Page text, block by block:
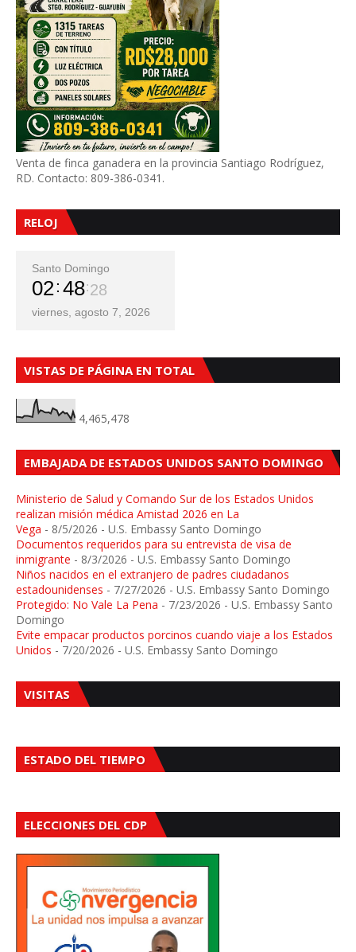
Venta de finca ganadera en la provincia Santiago Rodríguez,
RD. Contacto: 809-386-0341.
RELOJ
Santo Domingo
02 48 30
viernes, agosto 7, 2026
VISTAS DE PÁGINA EN TOTAL
4,465,478
EMBAJADA DE ESTADOS UNIDOS SANTO DOMINGO
Ministerio de Salud y Comando Sur de los Estados Unidos
realizan misión médica Amistad 2026 en La
Vega - 8/5/2026 - U.S. Embassy Santo Domingo
Documentos requeridos para su entrevista de visa de
inmigrante - 8/3/2026 - U.S. Embassy Santo Domingo
Niños nacidos en el extranjero de padres ciudadanos
estadounidenses - 7/27/2026 - U.S. Embassy Santo Domingo
Protegido: No Vale La Pena - 7/23/2026 - U.S. Embassy Santo
Domingo
Evite empacar productos porcinos cuando viaje a los Estados
Unidos - 7/20/2026 - U.S. Embassy Santo Domingo
VISITAS
ESTADO DEL TIEMPO
ELECCIONES DEL CDP